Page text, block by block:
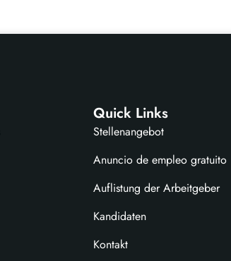
Quick Links
Stellenangebot
Anuncio de empleo gratuito
Auflistung der Arbeitgeber
Kandidaten
Kontakt